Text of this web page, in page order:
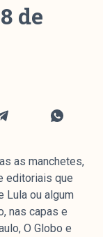
de
as manchetes,
editoriais que
Lula ou algum
nas capas e
O Globo e